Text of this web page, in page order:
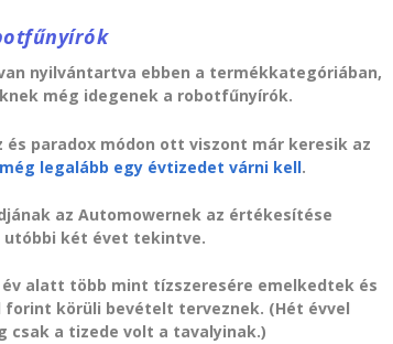
nyilvántartva ebben a termékkategóriában,
még idegenek a robotfűnyírók.
paradox módon ott viszont már keresik az
legalább egy évtizedet várni kell.
az Automowernek az értékesítése
utóbbi két évet tekintve.
alatt több mint tízszeresére emelkedtek és
forint körüli bevételt terveznek. (Hét évvel
csak a tizede volt a tavalyinak.)